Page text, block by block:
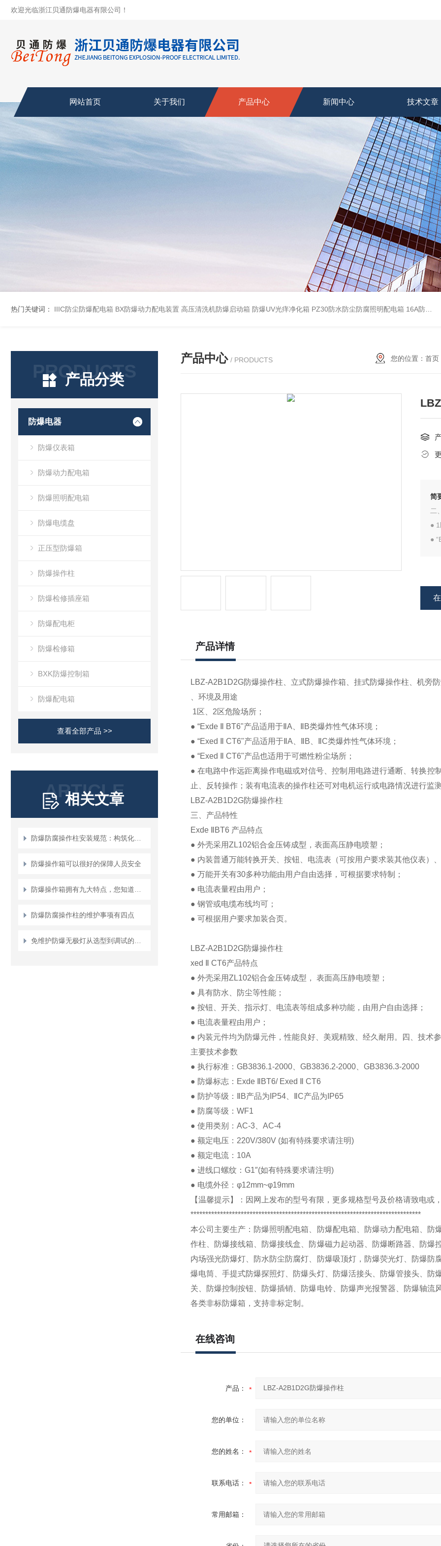
欢迎光临浙江贝通防爆电器有限公司！
网站首页 关于我们 产品中心 新闻中心 技术文章
热门关键词： IIIC防尘防爆配电箱 BX防爆动力配电装置 高压清洗机防爆启动箱 防爆UV光痒净化箱 PZ30防水防尘防腐照明配电箱 16A防水防尘防腐照明开关
PRODUCTS
产品分类
防爆电器
防爆仪表箱
防爆动力配电箱
防爆照明配电箱
防爆电缆盘
正压型防爆箱
防爆操作柱
防爆检修插座箱
防爆配电柜
防爆检修箱
BXK防爆控制箱
防爆配电箱
查看全部产品 >>
ARTICLE
相关文章
防爆操作箱可以很好的保障人员安全
防爆防腐操作柱的维护事项有四点
产品中心 / PRODUCTS 您的位置： 首页
简
二
●
●
产品详情
LBZ-A2B1D2G防爆操作柱、立式防爆操作箱、挂式防爆操作柱、机旁
、环境及用途
1区、 2区危险场所；
● “Exde
BT6"产品适用于Ⅱ A B类爆炸性气体环境；
● “Exed
CT6"产品适用于Ⅱ A B C类爆炸性气体环境；
● “Exed
CT6"产品也适用于可燃性粉尘场所；
● 在电路中作远距离操作电磁或对信号、控制用电路进行通断、转换
止、反转操作；装有电流表的操作柱还可对电机运行或电路情况进行监
LBZ-A2B1D2G防爆操作柱
三、产品特性
Exde
BT6 产品特点
● 外壳采用ZL102铝合金压铸成型，表面高压静电喷塑；
● 内装普通万能转换开关、按钮、电流表（可按用户要求装其他仪表）
● 万能开关有30多种功能由用户自由选择，可根据要求特制；
● 电流表量程由用户；
● 钢管或电缆布线均可；
● 可根据用户要求加装合页。
LBZ-A2B1D2G防爆操作柱
xed
CT6产品特点
● 外壳采用ZL102铝合金压铸成型，
表面高压静电喷塑；
● 具有防水、防尘等性能；
● 按钮、开关、指示灯、电流表等组成多种功能，由用户自由选择；
● 电流表量程由用户；
● 内装元件均为防爆元件，性能良好、美观精致、经久耐用。
四、技术
主要技术参数
● 执行标准： GB3836.1-2000、 GB3836.2-2000、 GB3836.3-2000
● 防爆标志： Exde BT6/ Exed
CT6
● 防护等级： B产品为 IP54、 C产品为 IP65
● 防腐等级： WF1
● 使用类别： AC-3、 AC-4
● 额定电压： 220V/380V (如有特殊要求请注明)
● 额定电流： 10A
● 进线口螺纹： G1″(如有特殊要求请注明)
● 电缆外径： φ12mm~φ19mm
【温馨提示】： 因网上发布的型号有限，更多规格型号及价格请致电或
******************************************************************************
本公司主要生产： 防爆照明配电箱、防爆配电箱、防爆动力配电箱、
作柱、防爆接线箱、防爆接线盒、防爆磁力起动器、防爆断路器、防
内场强光防爆灯、防水防尘防腐灯、防爆吸顶灯，防爆荧光灯、防爆
爆电筒、手提式防爆探照灯、防爆头灯、防爆活接头、防爆管接头、
关、防爆控制按钮、防爆插销、防爆电铃、防爆声光报警器、防爆轴
各类非标防爆箱， 支持非标定制 。
在线咨询
产品：
您的单位：
您的姓名：
联系电话：
常用邮箱：